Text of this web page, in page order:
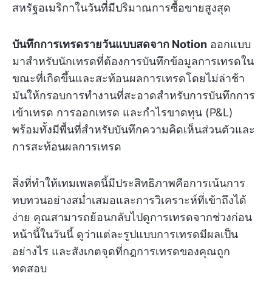
สหรัฐอเมริกาในวันที่มีปริมาณการซื้อขายสูงสุด
บันทึกการเทรดรายวันแบบสดจาก Notion ออกแบบ
มาสำหรับนักเทรดที่ต้องการบันทึกข้อมูลการเทรดใน
ขณะที่เกิดขึ้นและสะท้อนผลการเทรดโดยไม่ล่าช้า
มันให้กรอบการทำงานที่สะอาดสำหรับการบันทึกการ
เข้าเทรด การออกเทรด และกำไรขาดทุน (P&L)
พร้อมทั้งมีพื้นที่สำหรับบันทึกความคิดเห็นส่วนตัวและ
การสะท้อนผลการเทรด
สิ่งที่ทำให้เทมเพลตนี้มีประสิทธิภาพคือการเน้นการ
ทบทวนอย่างสม่ำเสมอและการวิเคราะห์ที่เข้าถึงได้
ง่าย คุณสามารถย้อนกลับไปดูการเทรดจากช่วงก่อน
หน้านี้ในวันนี้ ดูว่าแต่ละรูปแบบการเทรดมีผลเป็น
อย่างไร และสังเกตจุดที่กฎการเทรดของคุณถูก
ทดสอบ